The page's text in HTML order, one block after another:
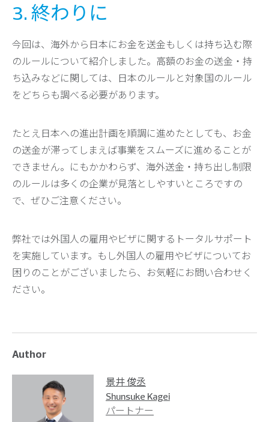
3. 終わりに
今回は、海外から日本にお金を送金もしくは持ち込む際
のルールについて紹介しました。高額のお金の送金・持
ち込みなどに関しては、日本のルールと対象国のルール
をどちらも調べる必要があります。
たとえ日本への進出計画を順調に進めたとしても、お金
の送金が滞ってしまえば事業をスムーズに進めることが
できません。にもかかわらず、海外送金・持ち出し制限
のルールは多くの企業が見落としやすいところですの
で、ぜひご注意ください。
弊社では外国人の雇用やビザに関するトータルサポート
を実施しています。もし外国人の雇用やビザについてお
困りのことがございましたら、お気軽にお問い合わせく
ださい。
Author
景井 俊丞
Shunsuke Kagei
パートナー